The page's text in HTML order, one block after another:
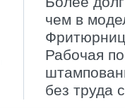
чем в
Рабочая
без труда